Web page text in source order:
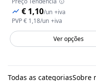
€ 1,10/un +iva
PVP€ 1,18/un +iva
Ver opções
Todas as categoriasSobre